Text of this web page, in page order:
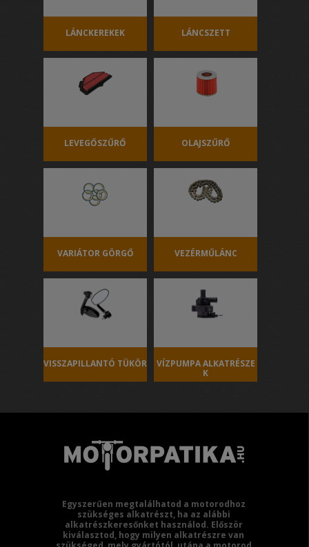
LÁNCKEREKEK LÁNCSZETT
LEVEGŐSZŰRŐ OLAJSZŰRŐ
VARIÁTOR GÖRGŐ VEZÉRMŰLÁNC
VISSZAPILLANTÓ TÜKÖR
VÍZPUMPA ALKATRÉSZE
K
Egyszerűen megtalálhatod a motorodhoz
szükséges alkatrészt, ha az alábbi
alkatrészkeresőnket használod. Először
kiválasztod, hogy milyen alkatrészre van